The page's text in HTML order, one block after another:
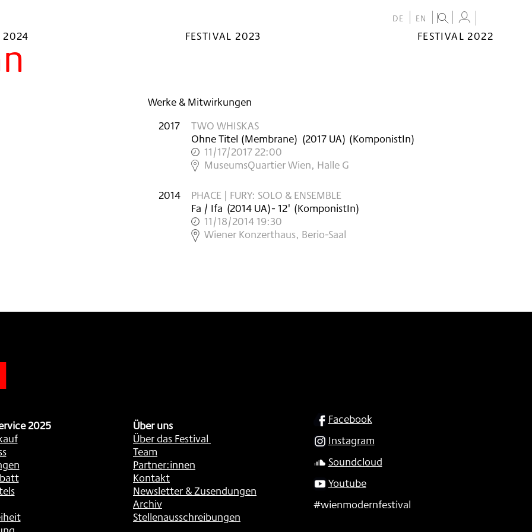
DE EN
2024 FESTIVAL 2023
FESTIVAL 2022
Werke & Mitwirkungen
2017
TWO WHISKAS
Ohne Titel (Membrane) (2017UA) (KomponistIn)
11/17/2017 22:00
,
MuseumsQuartier Wien, Halle G
2014
PHACE | FURY: SOLO & ENSEMBLE
Fa / Ifa (2014UA)- 12' (KomponistIn)
11/18/2014 19:30
,
Wiener Konzerthaus, Berio-Saal
2025
Über uns
Über das Festival
Team
Partner:innen
Kontakt
Newsletter & Zusendungen
Archiv
Stellenausschreibungen
SOCIAL
Facebook
Instagram
Soundcloud
Youtube
#wienmodernfestival